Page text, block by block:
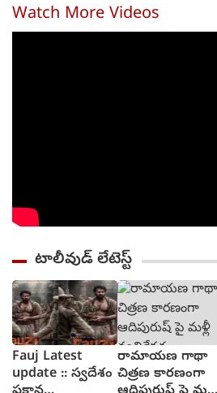
Watch More Videos
టాలీవుడ్ లేటెస్ట్
Fauj Latest
update :: స్వదేశం
రామాయణ గాథా
చిత్రణ కారణంగా